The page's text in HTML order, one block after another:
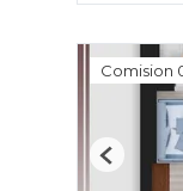
Comision
Previous